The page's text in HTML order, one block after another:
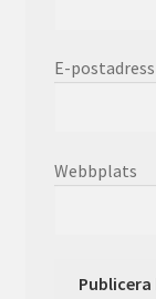
E-postadress
Webbplats